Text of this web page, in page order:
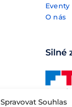
Spravovat Souhlas
Eventy
O nás
Silné